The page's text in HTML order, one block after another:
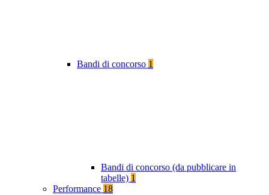
Bandi di concorso 1
Bandi di concorso (da pubblicare in
tabelle) 1
Performance 18